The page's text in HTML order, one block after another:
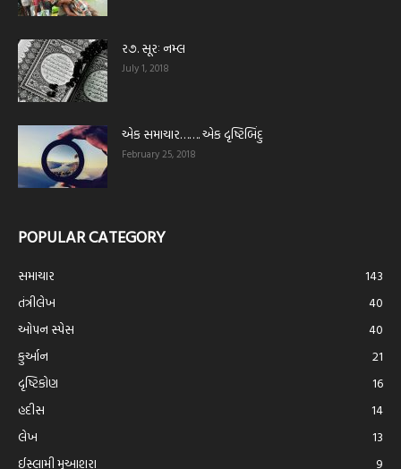
ર૭. સૂરઃ નમ્લ
July 1, 2018
એક સમાચાર……. એક દૃષ્ટિબિંદુ
February 25, 2018
POPULAR CATEGORY
સમાચાર
143
તંત્રીલેખ
40
ઓપન સ્પેસ
40
કુર્આન
21
દૃષ્ટિકોણ
16
હદીસ
14
લેખ
13
ઈસ્લામી મુઆશરા
9